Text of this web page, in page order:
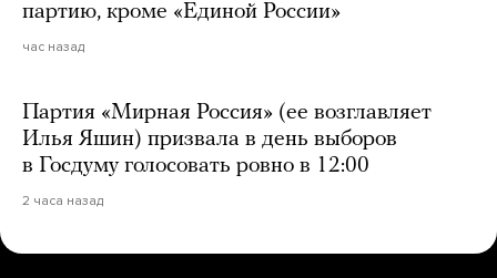
партию, кроме «Единой России»
час назад
Партия «Мирная Россия» (ее возглавляет
Илья Яшин) призвала в день выборов
в Госдуму голосовать ровно в 12:00
2 часа назад